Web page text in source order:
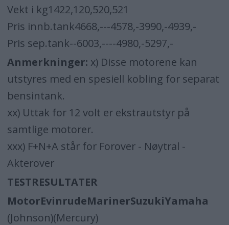
Vekt i kg1422,120,520,521
Pris innb.tank4668,---4578,-3990,-4939,-
Pris sep.tank--6003,----4980,-5297,-
Anmerkninger: x) Disse motorene kan
utstyres med en spesiell kobling for separat
bensintank.
xx) Uttak for 12 volt er ekstrautstyr på
samtlige motorer.
xxx) F+N+A står for Forover - Nøytral -
Akterover
TESTRESULTATER
MotorEvinrudeMarinerSuzukiYamaha
(Johnson)(Mercury)